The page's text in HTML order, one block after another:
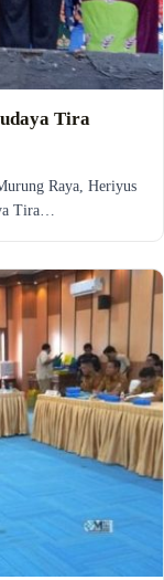
Tira
Raya, Heriyus
Tira…